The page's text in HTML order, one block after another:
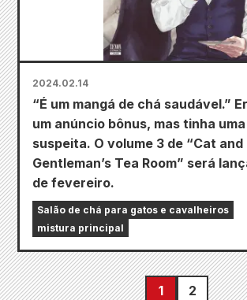
2024.02.14
“É um mangá de chá saudável.”
um anúncio bônus, mas tinha
suspeita. O volume 3 de “Cat and
Gentleman’s Tea Room” será
de fevereiro.
Salão de chá para gatos e cavalheiros
mistura principal
1 2